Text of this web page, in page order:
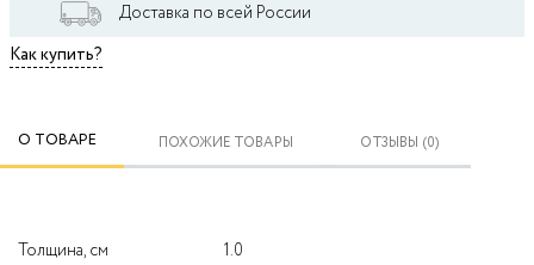
Доставка по всей России
Как купить?
О ТОВАРЕ ПОХОЖИЕ ТОВАРЫ ОТЗЫВЫ (0)
Толщина, см
1.0